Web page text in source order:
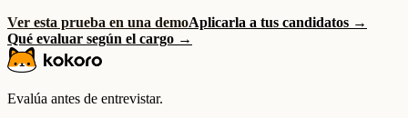
Ver esta prueba en una demoAplicarla a tus candidatos →
Qué evaluar según el cargo →
Evalúa antes de entrevistar.